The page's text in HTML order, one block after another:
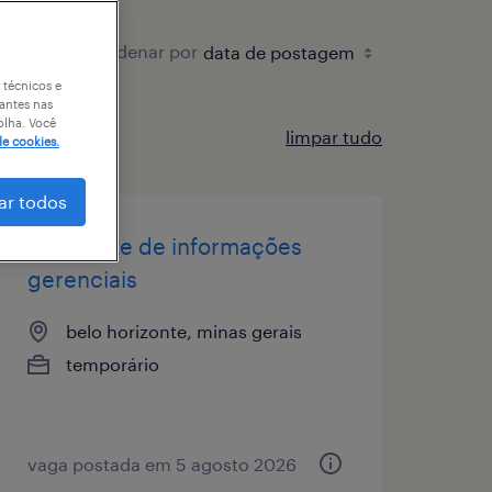
ordenar por
limpar tudo
assistente de informações
gerenciais
belo horizonte, minas gerais
temporário
vaga postada em 5 agosto 2026
técnicos e
nas
Você
cookies.
todos